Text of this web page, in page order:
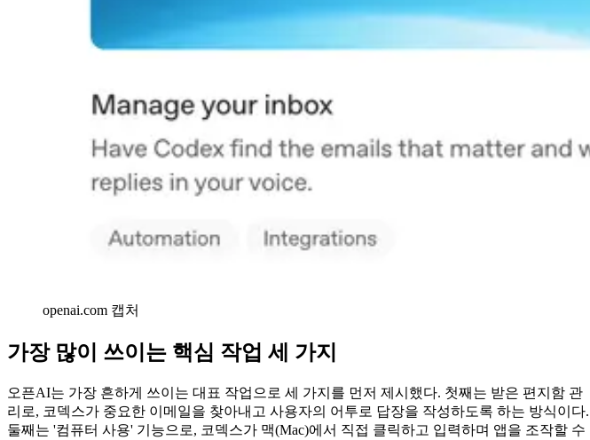
openai.com 캡처
가장 많이 쓰이는 핵심 작업 세 가지
오픈AI는 가장 흔하게 쓰이는 대표 작업으로 세 가지를 먼저 제시했다. 첫째는 받은 편지함 관
리로, 코덱스가 중요한 이메일을 찾아내고 사용자의 어투로 답장을 작성하도록 하는 방식이다.
둘째는 '컴퓨터 사용' 기능으로, 코덱스가 맥(Mac)에서 직접 클릭하고 입력하며 앱을 조작할 수